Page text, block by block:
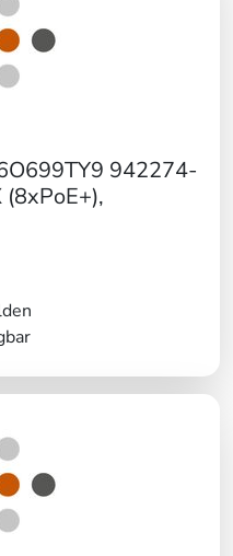
942274-